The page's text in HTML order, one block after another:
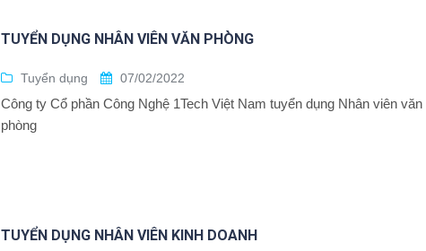
TUYỂN DỤNG NHÂN VIÊN VĂN PHÒNG
Tuyển dụng 07/02/2022
Công ty Cổ phần Công Nghệ 1Tech Việt Nam tuyển dụng Nhân viên văn
phòng
TUYỂN DỤNG NHÂN VIÊN KINH DOANH